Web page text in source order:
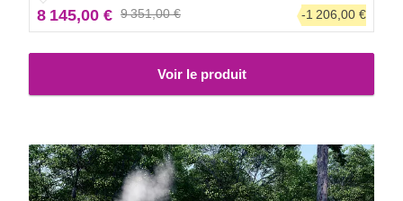
gamme, celui-ci est fabriqué en pin robuste de 46 mm
d'épaisseur (ou en Thermowood traité thermiquement en
option) et est livré entièrement assemblé. Vous souhaitez
apporter des modifications à ce modèle ? N'hésitez pas à
nous contacter ! Notre équipe se fera un plaisir de le
8 145,00 € 9 351,00 € -1 206,00 €
Voir le produit